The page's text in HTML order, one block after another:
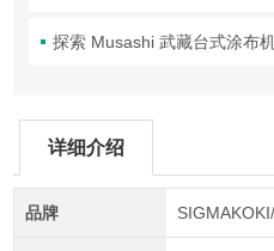
探索 Musashi 武藏台式涂布
详细介绍
品牌